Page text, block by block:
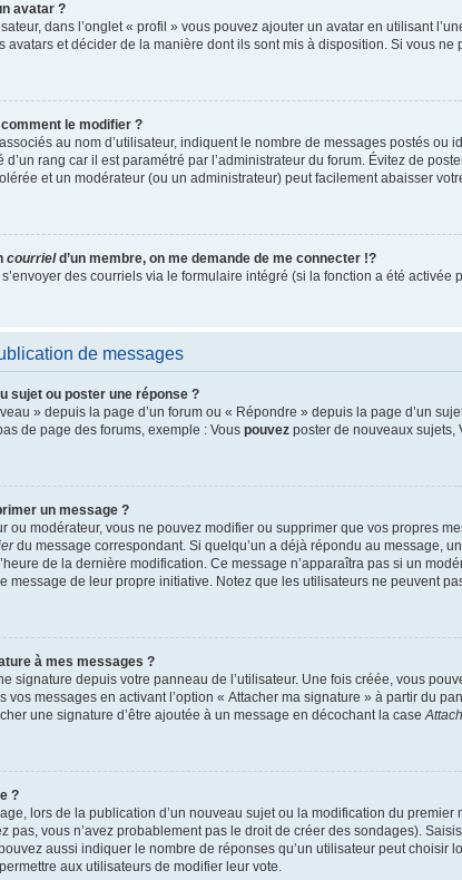
avatar ?
dans l’onglet « profil » vous pouvez ajouter un avatar en utilisant
avatars et décider de la manière dont ils sont mis à disposition. Si vous ne
le modifier ?
au nom d’utilisateur, indiquent le nombre de messages postés
d’un rang car il est paramétré par l’administrateur du forum. Évitez de
et un modérateur (ou un administrateur) peut facilement abaisser
courrield’un membre, on me demande de me connecter !?
des courriels via le formulaire intégré (si la fonction a été
de messages
sujet ou poster une réponse ?
» depuis la page d’un forum ou « Répondre » depuis la page d’un
de page des forums, exemple : Vous pouvez poster de nouveaux sujets,
un message ?
ou modérateur, vous ne pouvez modifier ou supprimer que vos propres
du message correspondant. Si quelqu’un a déjà répondu au message,
de la dernière modification. Ce message n’apparaîtra pas si un
message de leur propre initiative. Notez que les utilisateurs ne peuvent
à mes messages ?
signature depuis votre panneau de l’utilisateur. Une fois créée, vous
vos messages en activant l’option « Attacher ma signature » à partir du
une signature d’être ajoutée à un message en décochant la case
?
lors de la publication d’un nouveau sujet ou la modification du
pas, vous n’avez probablement pas le droit de créer des sondages).
aussi indiquer le nombre de réponses qu’un utilisateur peut
aux utilisateurs de modifier leur vote.